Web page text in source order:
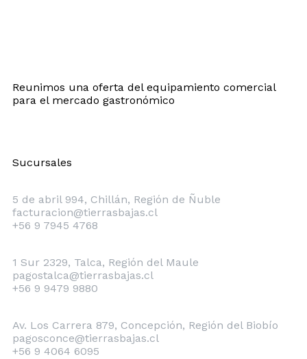
Reunimos una oferta del equipamiento comercial
para el mercado gastronómico
Sucursales
5 de abril 994, Chillán, Región de Ñuble
facturacion@tierrasbajas.cl
+56 9 7945 4768
1 Sur 2329, Talca, Región del Maule
pagostalca@tierrasbajas.cl
+56 9 9479 9880
Av. Los Carrera 879, Concepción, Región del Biobío
pagosconce@tierrasbajas.cl
+56 9 4064 6095